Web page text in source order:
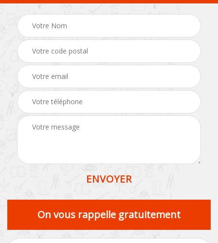
On vous rappelle gratuitement